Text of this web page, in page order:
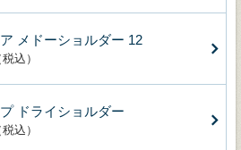
メドーショルダー 12
込）
ドライショルダー
込）